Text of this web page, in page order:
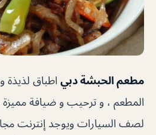
مطعم الحبشة دبي اطباق لذيذة
المطعم ، و ترحيب و ضيافة مميزة
لصف السيارات ويوجد إنترنت